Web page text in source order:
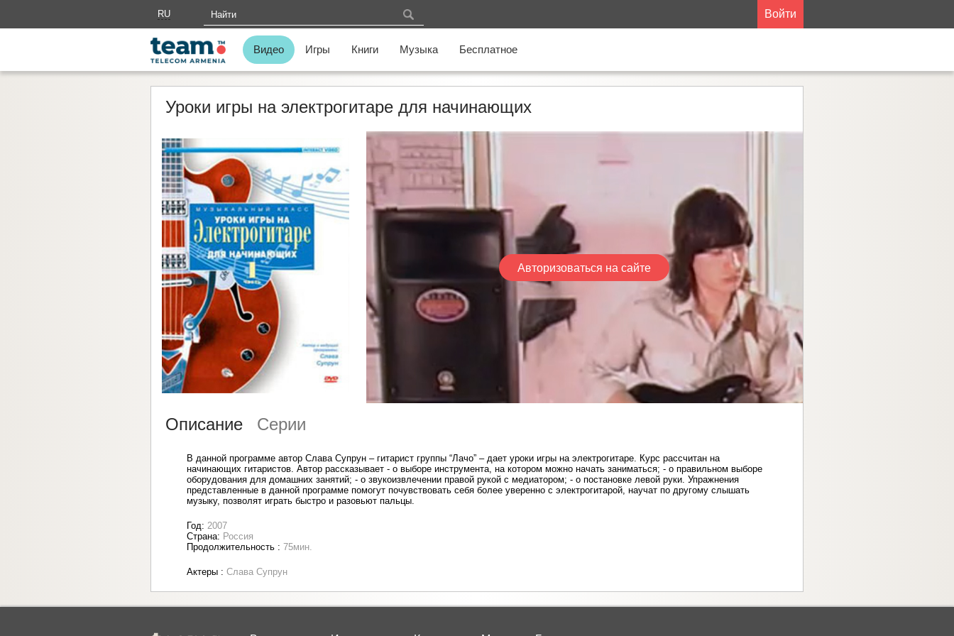
Войти
RU
AM
Видео Игры Книги Музыка Бесплатное
Уроки игры на электрогитаре для начинающих
Авторизоваться на сайте
Описание Серии
В данной программе автор Слава Супрун – гитарист группы “Лачо” – дает уроки игры на электрогитаре. Курс рассчитан на
начинающих гитаристов. Автор рассказывает - о выборе инструмента, на котором можно начать заниматься; - о правильном выборе
оборудования для домашних занятий; - о звукоизвлечении правой рукой с медиатором; - о постановке левой руки. Упражнения
представленные в данной программе помогут почувствовать себя более уверенно с электрогитарой, научат по другому слышать
музыку, позволят играть быстро и разовьют пальцы.
Год: 2007
Страна: Россия
Продолжительность : 75мин.
Актеры : Слава Супрун